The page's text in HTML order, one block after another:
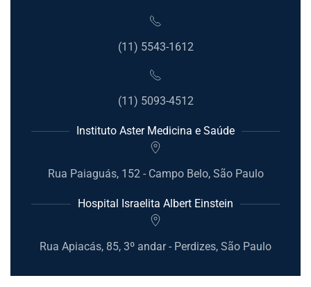
(11) 5543-1612
(11) 5093-4512
Instituto Aster Medicina e Saúde
Rua Paiaguás, 152 - Campo Belo, São Paulo
Hospital Israelita Albert Einstein
Rua Apiacás, 85, 3º andar - Perdizes, São Paulo